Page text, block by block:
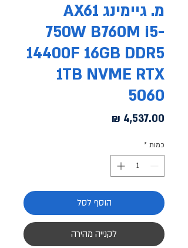
מ. גיימינג AX61
750W B760M i5-
14400F 16GB DDR5
1TB NVME RTX
5060
כמות *
הוסף לסל
לקנייה מהירה